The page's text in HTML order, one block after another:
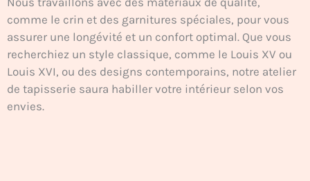
comme le crin et des garnitures spéciales, pour vous
assurer une longévité et un confort optimal. Que vous
recherchiez un style classique, comme le Louis XV ou
Louis XVI, ou des designs contemporains, notre atelier
de tapisserie saura habiller votre intérieur selon vos
envies.